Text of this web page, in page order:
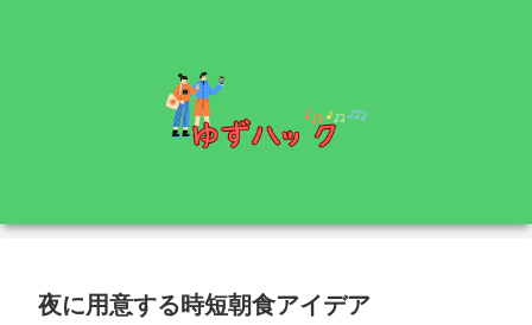
夜に用意する時短朝食アイデア